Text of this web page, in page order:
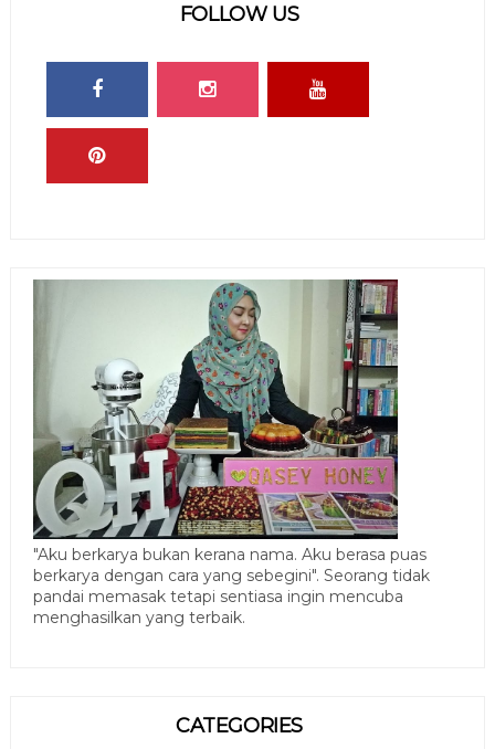
FOLLOW US
"Aku berkarya bukan kerana nama. Aku berasa puas
berkarya dengan cara yang sebegini". Seorang tidak
pandai memasak tetapi sentiasa ingin mencuba
menghasilkan yang terbaik.
CATEGORIES